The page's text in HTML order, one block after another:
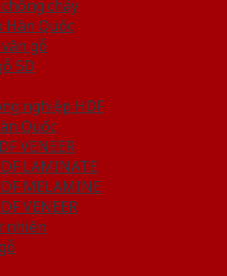
cháy
Hàn Quốc
gỗ
5D
nghiệp HDF
Quốc
VENEER
LAMINATE
MELAMINE
VENEER
nhiên